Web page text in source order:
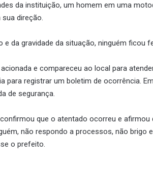
da instituição, um homem em uma
direção.
da gravidade da situação, ninguém ficou
e compareceu ao local para
para registrar um boletim de ocorrência.
de segurança.
que o atentado ocorreu e afirmou
não respondo a processos, não brigo
o prefeito.